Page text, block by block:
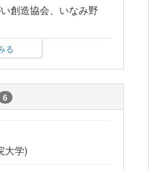
創造協会、いなみ野
る
6
大学)